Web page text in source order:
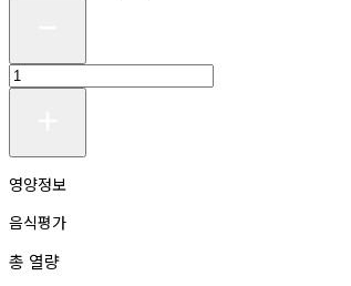
영양정보
음식평가
총 열량